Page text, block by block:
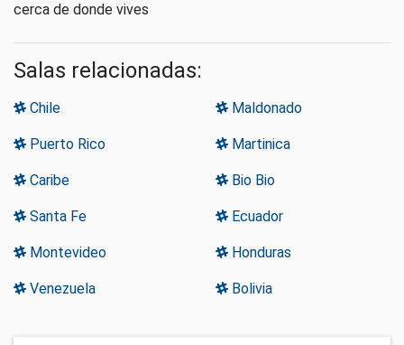
cerca de donde vives
Salas relacionadas:
Chile Maldonado
Puerto Rico Martinica
Caribe Bio Bio
Santa Fe Ecuador
Montevideo Honduras
Venezuela Bolivia